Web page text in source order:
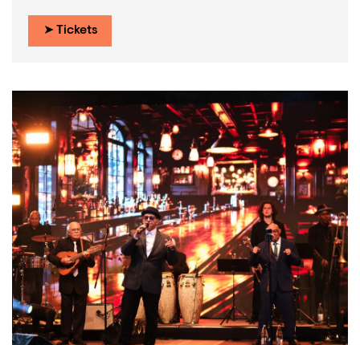
➤ Tickets